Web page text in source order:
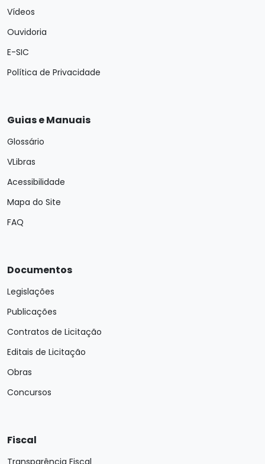
Vídeos
Ouvidoria
E-SIC
Política de Privacidade
Guias e Manuais
Glossário
VLibras
Acessibilidade
Mapa do Site
FAQ
Documentos
Legislações
Publicações
Contratos de Licitação
Editais de Licitação
Obras
Concursos
Fiscal
Transparência Fiscal